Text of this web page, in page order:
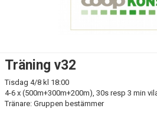
VÅRA LÖPARE
POWER 60
Träning v32
Tisdag 4/8 kl 18:00
4-6 x (500m+300m+200m), 30s resp 3 min
Tränare: Gruppen bestämmer